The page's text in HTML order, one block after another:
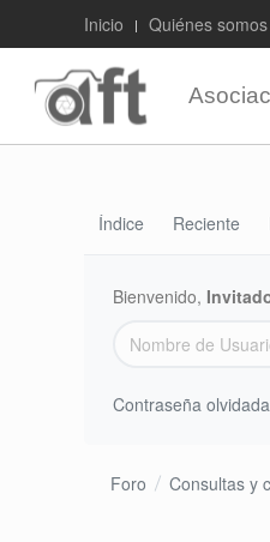
Inicio Quiénes somos
Índice Reciente
Bienvenido,
Contraseña
Foro Consultas y